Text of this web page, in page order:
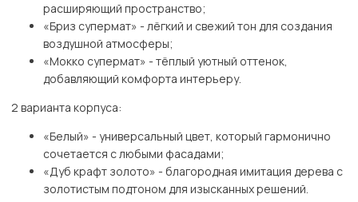
расширяющий пространство;
«Бриз супермат» - лёгкий и свежий тон для создания
воздушной атмосферы;
«Мокко супермат» - тёплый уютный оттенок,
добавляющий комфорта интерьеру.
2 варианта корпуса:
«Белый» - универсальный цвет, который гармонично
сочетается с любыми фасадами;
«Дуб крафт золото» - благородная имитация дерева с
золотистым подтоном для изысканных решений.